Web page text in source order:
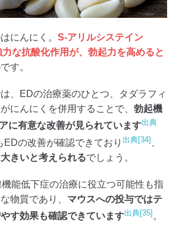
にんにく。 S-アリルシステイン
力な抗酸化作用が、勃起力を高めると
す。
、EDの治療薬のひとつ、タダラフィ
にんにくを併用することで、 勃起機
に有意な改善が見られています出典
EDの改善が確認できており 出典[34]
きいと考えられるでしょう。
能低下症の治療に役立つ可能性も指
物質であり、 マウスへの投与ではテ
す効果も確認できています出典[35] 。